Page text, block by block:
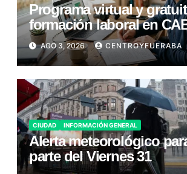
Programa virtual y
formación laboral en
AGO 3, 2026 CENTROYFUERABA
CIUDAD INFORMACIÓN GENERAL
Alerta meteorológico
parte del Viernes 31